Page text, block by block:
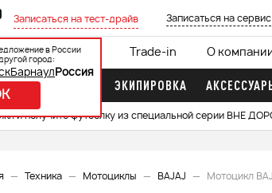
в России
город:
Барнаул Россия
Записаться на тест-драйв Записаться на сервис
Кредит 0% Trade-in О
МОТОРЫ ЭКИПИРОВКА
и получите футболку из специальной серии ВНЕ
Техника Мотоциклы BAJAJ Мотоцикл